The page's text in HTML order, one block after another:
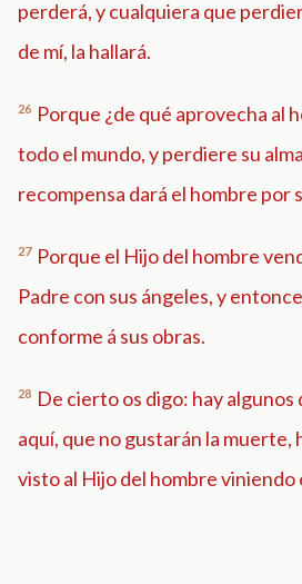
perderá, y cualquiera que
de mí, la hallará.
26 Porque ¿de qué aprovecha al
todo el mundo, y perdiere su
recompensa dará el hombre por
27 Porque el Hijo del hombre
Padre con sus ángeles, y
conforme á sus obras.
28 De cierto os digo: hay algunos
aquí, que no gustarán la muerte,
visto al Hijo del hombre viniendo